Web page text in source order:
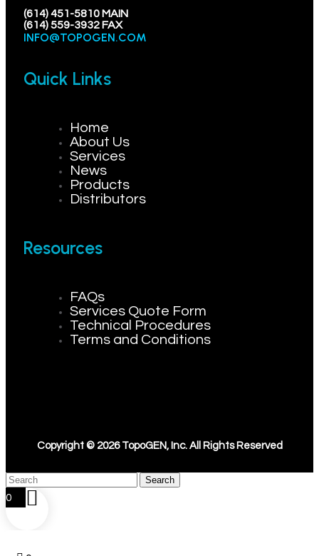
(614) 451-5810 MAIN
(614) 559-3932 FAX
INFO@TOPOGEN.COM
Quick Links
Home
About Us
Services
News
Products
Distributors
Resources
FAQs
Services Quote Form
Technical Procedures
Terms and Conditions
Copyright © 2026 TopoGEN, Inc. All Rights Reserved
Search
0